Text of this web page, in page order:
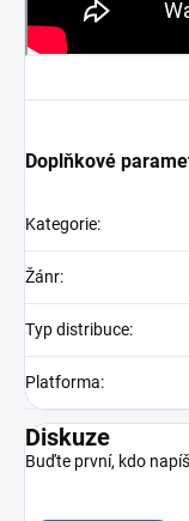
Doplňkové
Kategorie:
Žánr:
Typ distribuce:
Platforma:
Diskuze
Buďte první, kdo